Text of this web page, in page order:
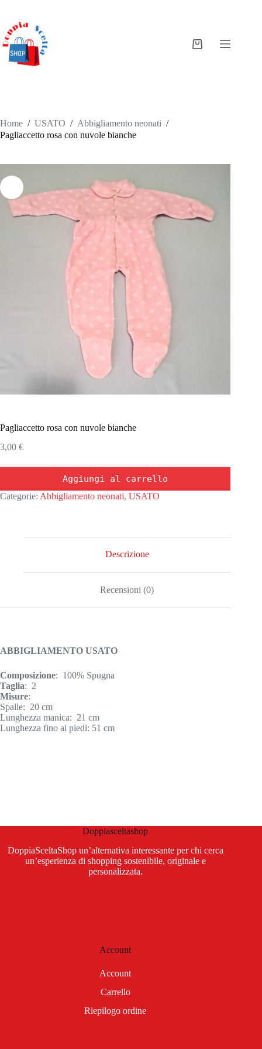
contenuto
Carrello
Home / USATO / Abbigliamento neonati /
Pagliaccetto rosa con nuvole bianche
Pagliaccetto rosa con nuvole bianche
3,00 €
Aggiungi al carrello
Categorie: Abbigliamento neonati, USATO
Descrizione
Recensioni (0)
ABBIGLIAMENTO USATO
Composizione: 100% Spugna
Taglia: 2
Misure:
Spalle: 20 cm
Lunghezza manica: 21 cm
Lunghezza fino ai piedi: 51 cm
Doppiasceltashop
DoppiaSceltaShop un’alternativa interessante per chi cerca
un’esperienza di shopping sostenibile, originale e
personalizzata.
Account
Account
Carrello
Riepilogo ordine